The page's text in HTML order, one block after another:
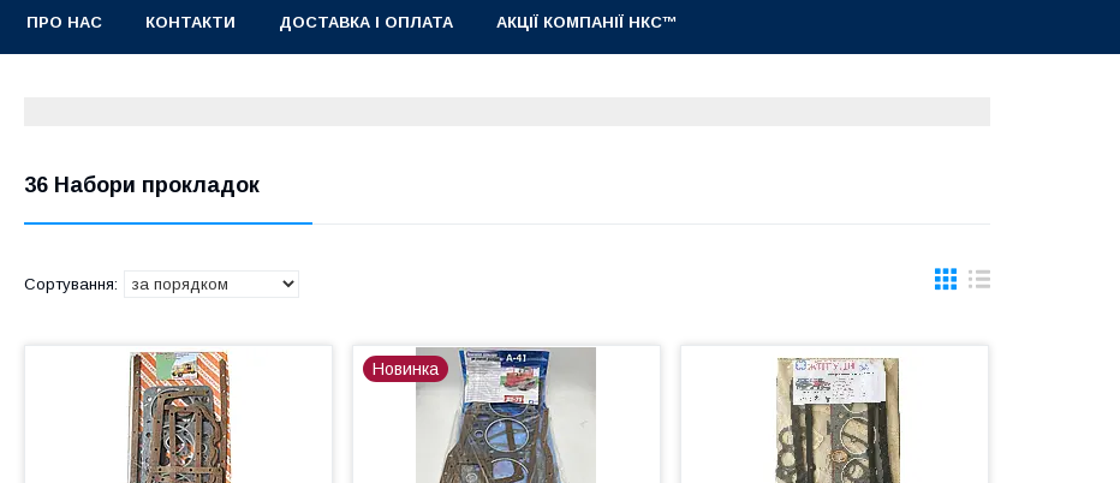
ПРО НАС КОНТАКТИ ДОСТАВКА І ОПЛАТА АКЦІЇ КОМПАНІЇ НКС™
36 Набори прокладок
Новинка